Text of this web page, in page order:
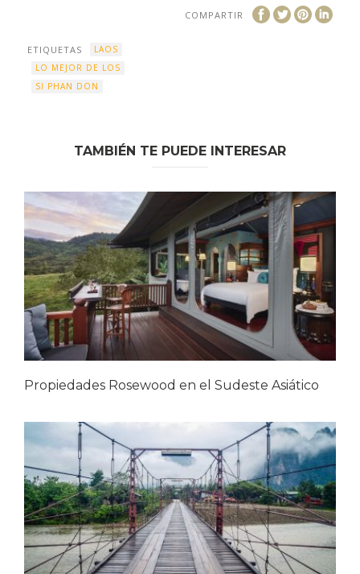
COMPARTIR
ETIQUETAS
LAOS
LO MEJOR DE LOS
SI PHAN DON
TAMBIÉN TE PUEDE INTERESAR
Propiedades Rosewood en el Sudeste Asiático